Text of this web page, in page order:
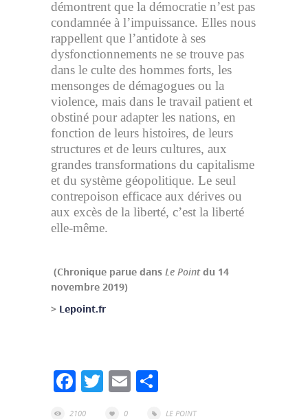
démontrent que la démocratie n’est pas
condamnée à l’impuissance. Elles nous
rappellent que l’antidote à ses
dysfonctionnements ne se trouve pas
dans le culte des hommes forts, les
mensonges de démagogues ou la
violence, mais dans le travail patient et
obstiné pour adapter les nations, en
fonction de leurs histoires, de leurs
structures et de leurs cultures, aux
grandes transformations du capitalisme
et du système géopolitique. Le seul
contrepoison efficace aux dérives ou
aux excès de la liberté, c’est la liberté
elle-même.
(Chronique parue dans Le Pointdu 14
novembre 2019)
> Lepoint.fr
Facebook
TwitterEmail
2100 0 LE POINT